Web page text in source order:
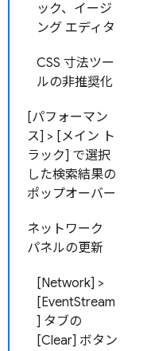
ック、イージ
ング エディタ
CSS 寸法ツー
ルの非推奨化
[パフォーマン
ス] > [メイン ト
ラック] で選択
した検索結果の
ポップオーバー
ネットワーク
パネルの更新
[Network] >
[EventStream
] タブの
[Clear] ボタン